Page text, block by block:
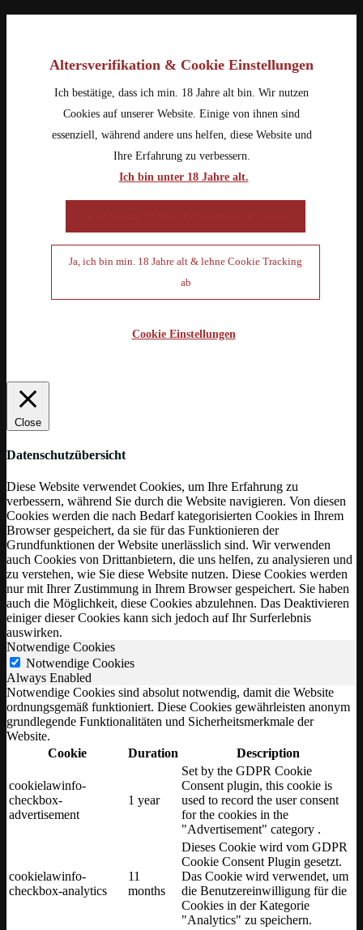
Altersverifikation & Cookie Einstellungen
Ich bestätige, dass ich min. 18 Jahre alt bin. Wir nutzen
Cookies auf unserer Website. Einige von ihnen sind
essenziell, während andere uns helfen, diese Website und
Ihre Erfahrung zu verbessern.
Ich bin unter 18 Jahre alt.
Ja, ich bin min. 18 Jahre alt & lehne Cookie Tracking
ab
Cookie Einstellungen
Close
Datenschutzübersicht
Diese Website verwendet Cookies, um Ihre Erfahrung zu
verbessern, während Sie durch die Website navigieren. Von diesen
Cookies werden die nach Bedarf kategorisierten Cookies in Ihrem
Browser gespeichert, da sie für das Funktionieren der
Grundfunktionen der Website unerlässlich sind. Wir verwenden
auch Cookies von Drittanbietern, die uns helfen, zu analysieren und
zu verstehen, wie Sie diese Website nutzen. Diese Cookies werden
nur mit Ihrer Zustimmung in Ihrem Browser gespeichert. Sie haben
auch die Möglichkeit, diese Cookies abzulehnen. Das Deaktivieren
einiger dieser Cookies kann sich jedoch auf Ihr Surferlebnis
auswirken.
Notwendige Cookies
Notwendige Cookies
Always Enabled
Notwendige Cookies sind absolut notwendig, damit die Website
ordnungsgemäß funktioniert. Diese Cookies gewährleisten anonym
grundlegende Funktionalitäten und Sicherheitsmerkmale der
Website.
Cookie
Duration Description
cookielawinfo-
checkbox-
advertisement
1 year
Set by the GDPR Cookie
Consent plugin, this cookie is
used to record the user consent
for the cookies in the
"Advertisement" category .
cookielawinfo-
checkbox-analytics
11
months
Dieses Cookie wird vom GDPR
Cookie Consent Plugin gesetzt.
Das Cookie wird verwendet, um
die Benutzereinwilligung für die
Cookies in der Kategorie
"Analytics" zu speichern.